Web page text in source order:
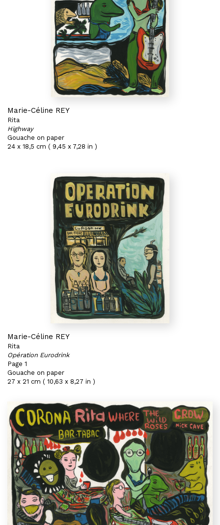
Marie-Céline REY
Rita
Highway
Gouache on paper
24 x 18,5 cm ( 9,45 x 7,28 in )
Marie-Céline REY
Rita
Opération Eurodrink
Page 1
Gouache on paper
27 x 21 cm ( 10,63 x 8,27 in )